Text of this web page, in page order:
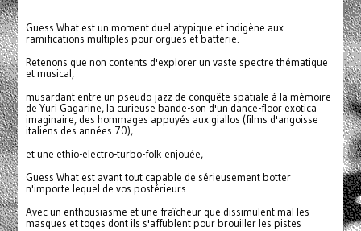
Guess What est un moment duel atypique et indigène aux
ramifications multiples pour orgues et batterie.
Retenons que non contents d'explorer un vaste spectre thématique
et musical,
musardant entre un pseudo-jazz de conquête spatiale à la mémoire
de Yuri Gagarine, la curieuse bande-son d'un dance-floor exotica
imaginaire, des hommages appuyés aux giallos (films d'angoisse
italiens des années 70),
et une ethio-electro-turbo-folk enjouée,
Guess What est avant tout capable de sérieusement botter
n'importe lequel de vos postérieurs.
Avec un enthousiasme et une fraîcheur que dissimulent mal les
masques et toges dont ils s'affublent pour brouiller les pistes